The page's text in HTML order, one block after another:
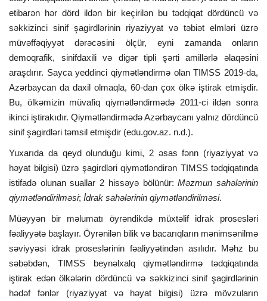
etibarən hər dörd ildən bir keçirilən bu tədqiqat dördüncü və
səkkizinci sinif şagirdlərinin riyaziyyat və təbiət elmləri üzrə
müvəffəqiyyət dərəcəsini ölçür, eyni zamanda onların
demoqrafik, sinifdaxili və digər tipli şərti amillərlə əlaqəsini
araşdırır. Sayca yeddinci qiymətləndirmə olan TIMSS 2019-da,
Azərbaycan da daxil olmaqla, 60-dan çox ölkə iştirak etmişdir.
Bu, ölkəmizin müvafiq qiymətləndirmədə 2011-ci ildən sonra
ikinci iştirakıdır. Qiymətləndirmədə Azərbaycanı yalnız dördüncü
sinif şagirdləri təmsil etmişdir (edu.gov.az. n.d.).
Yuxarıda da qeyd olunduğu kimi, 2 əsas fənn (riyaziyyat və
həyat bilgisi) üzrə şagirdləri qiymətləndirən TIMSS tədqiqatında
istifadə olunan suallar 2 hissəyə bölünür:Məzmun sahələrinin
qiymətləndirilməsi; İdrak sahələrinin qiymətləndirilməsi.
Müəyyən bir məlumatı öyrəndikdə müxtəlif idrak prosesləri
fəaliyyətə başlayır. Öyrənilən bilik və bacarıqların mənimsənilmə
səviyyəsi idrak proseslərinin fəaliyyətindən asılıdır. Məhz bu
səbəbdən, TIMSS beynəlxalq qiymətləndirmə tədqiqatında
iştirak edən ölkələrin dördüncü və səkkizinci sinif şagirdlərinin
hədəf fənlər (riyaziyyat və həyat bilgisi) üzrə mövzuların